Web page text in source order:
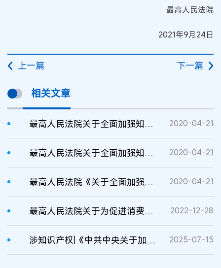
最高人民法院
2021年9月24日
上一篇 下一篇
相关文章
最高人民法院关于全面加强知识产权司法保护的意见 2020-04-21
最高人民法院关于全面加强知识产权司法保护的意见 2020-04-21
最高人民法院《关于全面加强知识产权司法保护的意见》 2020-04-21
最高人民法院关于为促进消费提供司法服务和保障的意见 2022-12-28
涉知识产权|《中共中央关于加强新时代审判工作的意见》发布 2025-07-15